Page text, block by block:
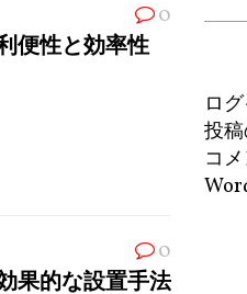
0
便性と効率性
0
果的な設置手法
ロ
投
コ